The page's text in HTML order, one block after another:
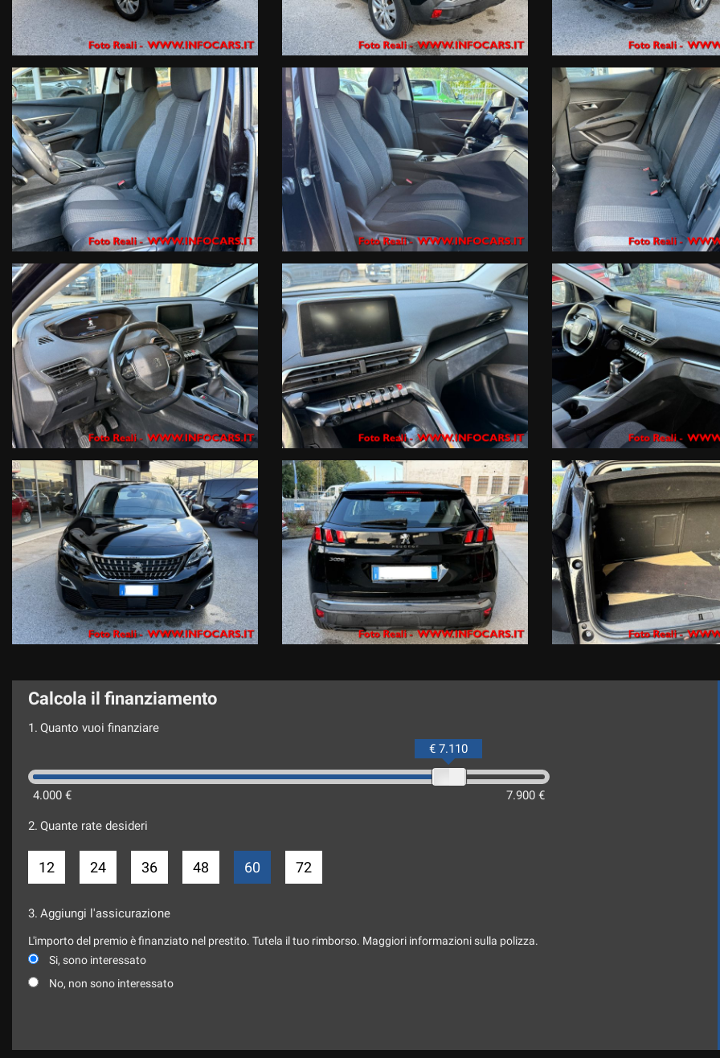
Prenota il tuo test drive o chiedi informazioni o il numero di targa ( che viene oscurata solo per la privacy del precedente proprietario ) ai nostri
Tel. 042950330 oppure 0429603873 Mail info@infocars.it
Se hai un usato da permutare mandaci alcune foto con targa e breve descrizione del mezzo che ci vuoi rientrare al numero diretto whatsapp
immediata !
I NOSTRI SERVIZI COMPRENDONO :Garanzia legale di conformità gestita dalle migliori Società di Gestione certificate in Italia di 12 mesi ;
compagnia Assicurativa a livello internazionale .
Finanziamenti con le primarie compagnie europee a tassi agevolati anche con zero anticipo e rate sino a 120 mesi ,
Servizi assicurativi complementari ( Polizze KASKO , furto, incendio , cristalli , atti vandalici , protezione del credito, Kasko finanziaria . Siamo
Officina Specializzata multimarca ed autorizzata Renault DACIA , noleggio a breve termine .
ATTENZIONE: Le informazioni relative ai veicoli pubblicate in questo portale non rappresentano informazioni precontrattuali previste dal
che dovrà essere completata da specifiche informazioni precontrattuali fornite dal Venditore prima che assumiate impegni.
INFOCARS SRL declina ogni responsabilità per eventuali involontarie incongruenze, che non rappresentano impegno di acquisto
Le condizioni economiche degli esempi finanziari provengono da Link esterni , in particolare in termini di tassi applicati (TAN e TAEG) e
valutazione del suo profilo finanziario effettuata dalla Finanziaria in fase di istruttoria, o in caso di richiesta di un prodotto/importo/durata
Calcola il finanziamento
1. Quanto vuoi finanziare
4.000 € 7.900 €
€ 7.110
2. Quante rate desideri
12 24 36 48 60 72
3. Aggiungi l'assicurazione
L'importo del premio è finanziato nel prestito. Tutela il tuo rimborso. Maggiori informazioni sulla polizza.
Si, sono interessato
No, non sono interessato